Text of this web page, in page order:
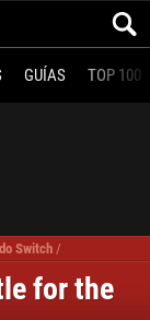
GUÍAS TOP 100
Switch /
for the